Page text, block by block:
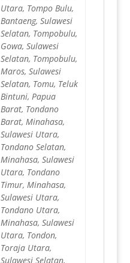
Utara, Tompo Bulu,
Bantaeng, Sulawesi
Selatan, Tompobulu,
Gowa, Sulawesi
Selatan, Tompobulu,
Maros, Sulawesi
Selatan, Tomu, Teluk
Bintuni, Papua
Barat, Tondano
Barat, Minahasa,
Sulawesi Utara,
Tondano Selatan,
Minahasa, Sulawesi
Utara, Tondano
Timur, Minahasa,
Sulawesi Utara,
Tondano Utara,
Minahasa, Sulawesi
Utara, Tondon,
Toraja Utara,
Sulawesi Selatan,